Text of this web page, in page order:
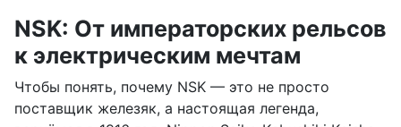
NSK: От императорских рельсов
к электрическим мечтам
Чтобы понять, почему NSK — это не просто
поставщик железяк, а настоящая легенда,